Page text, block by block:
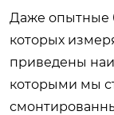
Даже опытные
которых
приведены
которыми мы